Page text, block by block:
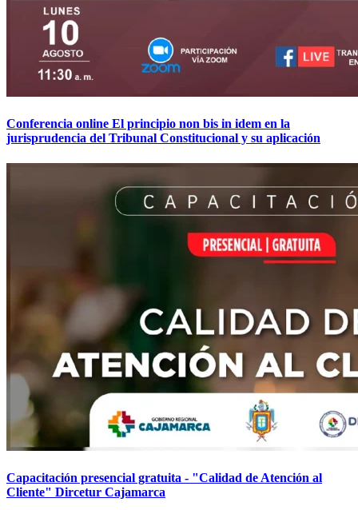
Conferencia online El principio non bis in idem en la
jurisprudencia del Tribunal Constitucional y su aplicación
Capacitación presencial gratuita - "Calidad de Atención al
Cliente" Dircetur Cajamarca